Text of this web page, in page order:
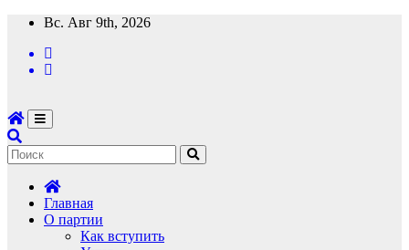
Перейти
содержимому
Вс. Авг 9th, 2026
Главная
О партии
Как вступить